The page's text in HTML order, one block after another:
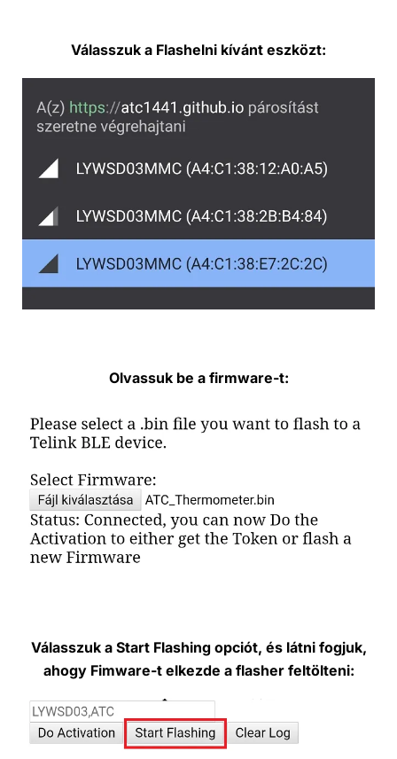
Válasszuk a Flashelni kívánt eszközt:
Olvassuk be a firmware-t:
Válasszuk a Start Flashing opciót, és látni fogjuk,
ahogy Fimware-t elkezde a flasher feltölteni: